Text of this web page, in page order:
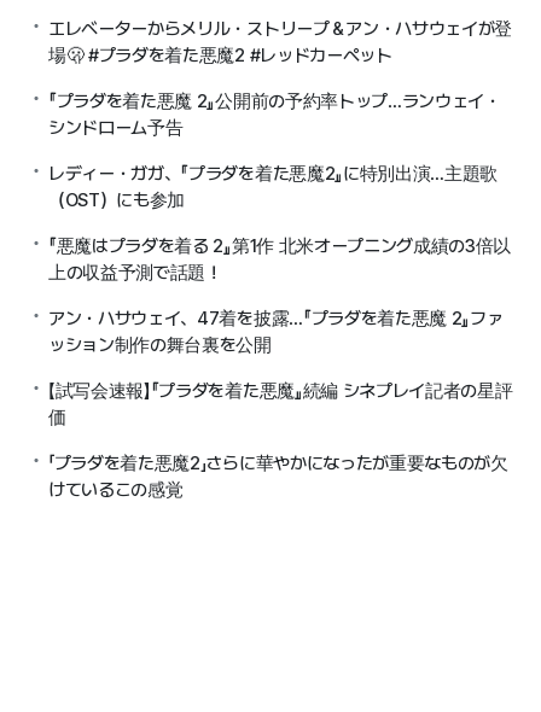
エレベーターからメリル・ストリープ＆アン・ハサウェイが登
場🫢 #プラダを着た悪魔2 #レッドカーペット
『プラダを着た悪魔 2』公開前の予約率トップ…ランウェイ・
シンドローム予告
レディー・ガガ、『プラダを着た悪魔2』に特別出演…主題歌
（OST）にも参加
『悪魔はプラダを着る 2』第1作 北米オープニング成績の3倍以
上の収益予測で話題！
アン・ハサウェイ、47着を披露…『プラダを着た悪魔 2』ファ
ッション制作の舞台裏を公開
【試写会速報】『プラダを着た悪魔』続編 シネプレイ記者の星評
価
「プラダを着た悪魔2」さらに華やかになったが重要なものが欠
けているこの感覚